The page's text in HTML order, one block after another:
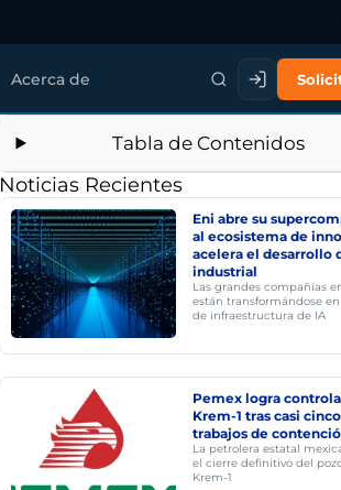
Acerca de
Tabla de Contenidos
Noticias Recientes
Eni abre su
al ecosistema de
acelera el desarrollo
industrial
Las grandes compañías
están transformándose
de infraestructura de IA
Pemex logra
Krem-1 tras casi
trabajos de
La petrolera estatal
el cierre definitivo del
Krem-1